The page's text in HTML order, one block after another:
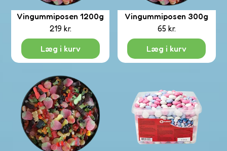
Vingummiposen 1200g
219 kr.
Læg i kurv
Vingummiposen 300g
65 kr.
Læg i kurv